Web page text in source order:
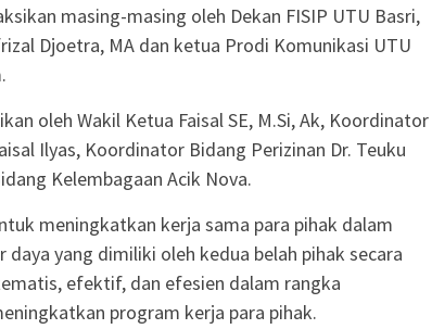
masing-masing oleh Dekan FISIP UTU Basri,
Djoetra, MA dan ketua Prodi Komunikasi UTU
oleh Wakil Ketua Faisal SE, M.Si, Ak, Koordinator
Ilyas, Koordinator Bidang Perizinan Dr. Teuku
Kelembagaan Acik Nova.
meningkatkan kerja sama para pihak dalam
yang dimiliki oleh kedua belah pihak secara
efektif, dan efesien dalam rangka
program kerja para pihak.